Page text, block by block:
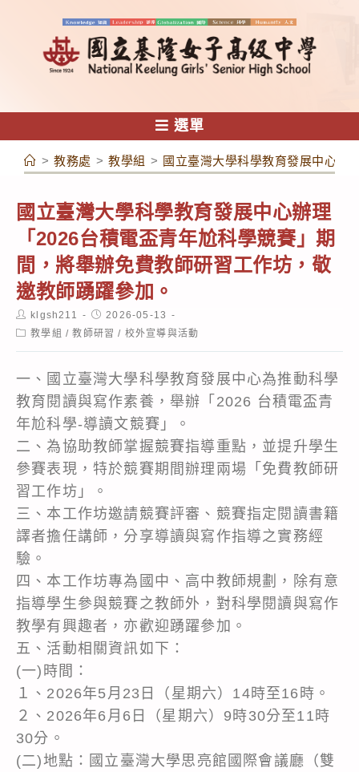
容
選單
> 教務處 > 教學組 > 國立臺灣大學科學教育發展中心辦
國立臺灣大學科學教育發展中心辦理
「2026台積電盃青年尬科學競賽」期
間，將舉辦免費教師研習工作坊，敬
邀教師踴躍參加。
Post
author:
klgsh211
Post
published:
2026-05-13
Post教學組 / 教師研習 / 校外宣導與活動
一、國立臺灣大學科學教育發展中心為推動科學
教育閱讀與寫作素養，舉辦「2026 台積電盃青
年尬科學-導讀文競賽」。
二、為協助教師掌握競賽指導重點，並提升學生
參賽表現，特於競賽期間辦理兩場「免費教師研
習工作坊」。
三、本工作坊邀請競賽評審、競賽指定閱讀書籍
譯者擔任講師，分享導讀與寫作指導之實務經
驗。
四、本工作坊專為國中、高中教師規劃，除有意
指導學生參與競賽之教師外，對科學閱讀與寫作
教學有興趣者，亦歡迎踴躍參加。
五、活動相關資訊如下：
(一)時間：
１、2026年5月23日（星期六）14時至16時。
２、2026年6月6日（星期六）9時30分至11時
30分。
(二)地點：國立臺灣大學思亮館國際會議廳（雙